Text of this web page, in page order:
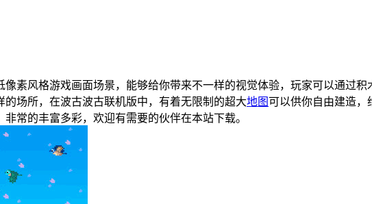
素风格游戏画面场景，能够给你带来不一样的视觉体验，玩家可以通过
场所，在波古波古联机版中，有着无限制的超大地图可以供你自由建造，
常的丰富多彩，欢迎有需要的伙伴在本站下载。